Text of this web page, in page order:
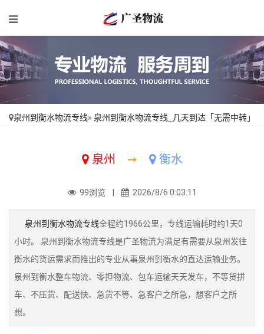
泉州到衡水物流专线» 泉州到衡水物流专线_几天到达「无需中转」
泉州 ➙ 衡水
99浏览 | 2026/8/6 0:03:11
泉州到衡水物流专线全程约1966公里，专线运输耗时约1天0
小时。 泉州到衡水物流专线是广圣物流为满足有需要从泉州发往
衡水的货运需求而推出的专业从事泉州到衡水的直达运输业务。
泉州到衡水整车物流、零担物流、包车运输天天发车，不等货拼
车、不压货、配送快、急货不等、急客户之所急，想客户之所
想。